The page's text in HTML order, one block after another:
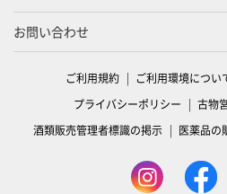
お問い合わせ
ご利用規約 ご利用環境につい
プライバシーポリシー
古物
酒類販売管理者標識の掲示
医薬品の